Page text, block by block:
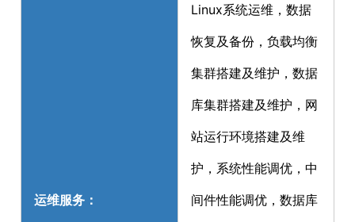
运维服务：
Linux系统运维，数据
恢复及备份，负载均衡
集群搭建及维护，数据
库集群搭建及维护，网
站运行环境搭建及维
护，系统性能调优，中
间件性能调优，数据库